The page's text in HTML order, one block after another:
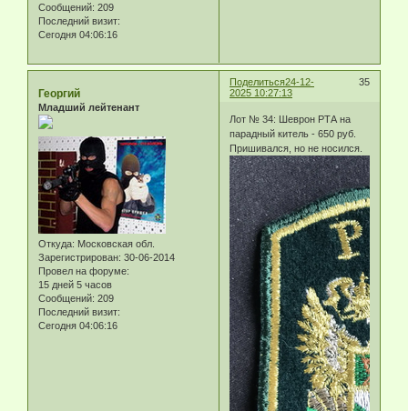
Сообщений: 209
Последний визит:
Сегодня 04:06:16
Поделиться 35
24-12-
2025 10:27:13
Георгий
Младший лейтенант
Откуда: Московская обл.
Зарегистрирован: 30-06-2014
Провел на форуме:
15 дней 5 часов
Сообщений: 209
Последний визит:
Сегодня 04:06:16
Лот № 34: Шеврон РТА на
парадный китель - 650 руб.
Пришивался, но не носился.